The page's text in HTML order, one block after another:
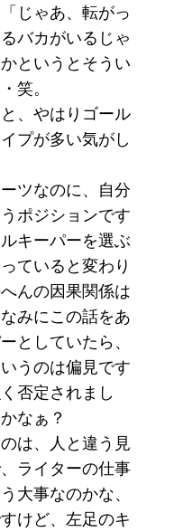
じゃあ、転がっ
バカがいるじゃ
というとそうい
笑。
、やはりゴール
プが多い気がし
ツなのに、自分
ポジションです
キーパーを選ぶ
ていると変わり
んの因果関係は
みにこの話をあ
としていたら、
うのは偏見です
否定されまし
なぁ？
は、人と違う見
ライターの仕事
大事なのかな、
けど、左足のキ